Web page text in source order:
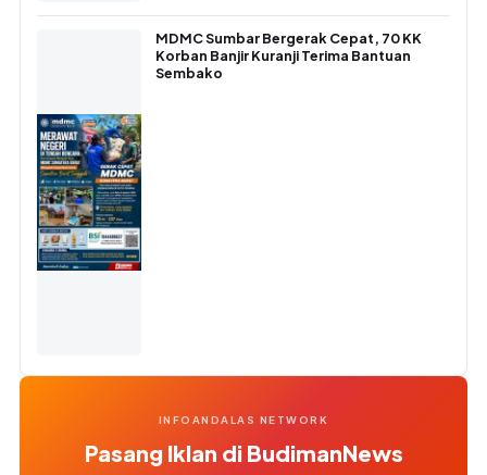
MDMC Sumbar Bergerak Cepat, 70 KK
Korban Banjir Kuranji Terima Bantuan
Sembako
INFOANDALAS NETWORK
Pasang Iklan di BudimanNews